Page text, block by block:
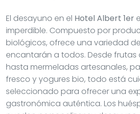
El desayuno en el Hotel Albert 1er
imperdible. Compuesto por
biológicos, ofrece una variedad
encantarán a todos. Desde
hasta mermeladas artesanales,
fresco y yogures bio, todo está
seleccionado para ofrecer una
gastronómica auténtica. Los